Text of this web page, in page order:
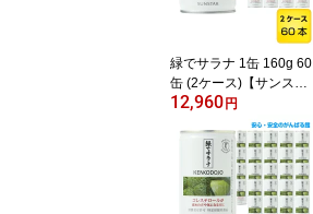
緑でサラナ 1缶 160g 60
缶 (2ケース)【サンスタ
ー】【送料無料】【トク
ホ 特定保健用食品】
12,960 円